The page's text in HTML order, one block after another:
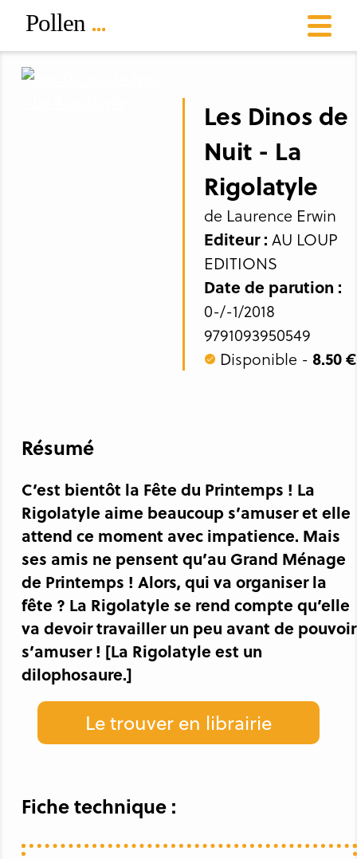
Les Dinos de
Nuit - La
Rigolatyle
de Laurence Erwin
Editeur : AU LOUP
EDITIONS
Date de parution :
0-/-1/2018
9791093950549
Disponible - 8.50 €
Résumé
C’est bientôt la Fête du Printemps ! La
Rigolatyle aime beaucoup s’amuser et elle
attend ce moment avec impatience. Mais
ses amis ne pensent qu’au Grand Ménage
de Printemps ! Alors, qui va organiser la
fête ? La Rigolatyle se rend compte qu’elle
va devoir travailler un peu avant de pouvoir
s’amuser ! [La Rigolatyle est un
dilophosaure.]
Le trouver en librairie
Fiche technique :